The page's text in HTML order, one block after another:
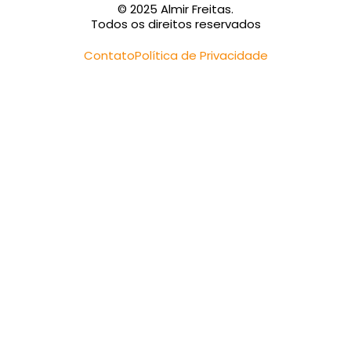
© 2025 Almir Freitas.
Todos os direitos reservados
ContatoPolítica de Privacidade